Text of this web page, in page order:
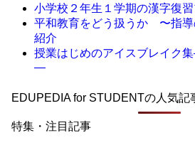
小学校２年生１学期の漢字復習
平和教育をどう扱うか 〜指導
紹介
授業はじめのアイスブレイク
―
EDUPEDIA for STUDENTの人気記
特集・注目記事